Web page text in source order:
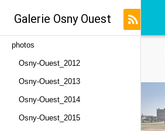
Galerie Osny Ouest
photos
Osny-Ouest_2012
Osny-Ouest_2013
Osny-Ouest_2014
Osny-Ouest_2015